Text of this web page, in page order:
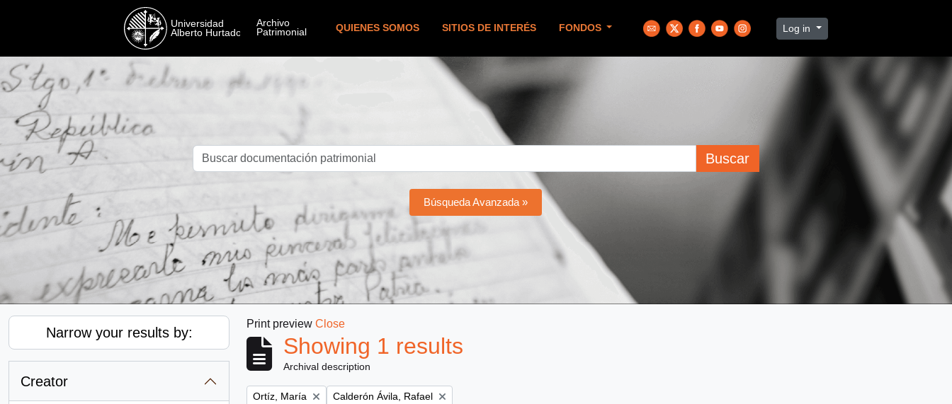
QUIENES SOMOS SITIOS DE INTERÉS FONDOS Log in
Buscar
Búsqueda Avanzada »
Narrow your results by:
Creator
Print preview Close
Showing 1 results
Archival description
Remove filter:
Ortíz, María Remove filter:
Calderón Ávila, Rafael